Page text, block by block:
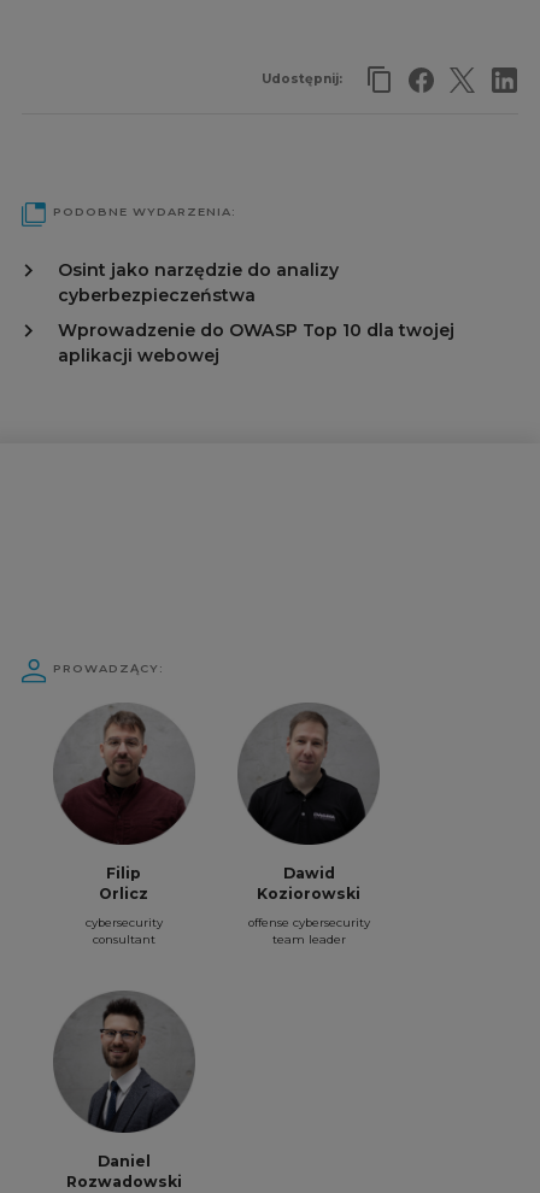
Udostępnij:
PODOBNE WYDARZENIA:
Osint jako narzędzie do analizy
cyberbezpieczeństwa
Wprowadzenie do OWASP Top 10 dla twojej
aplikacji webowej
PROWADZĄCY:
Filip
Orlicz
cybersecurity
consultant
Dawid
Koziorowski
offense cybersecurity
team leader
Daniel
Rozwadowski